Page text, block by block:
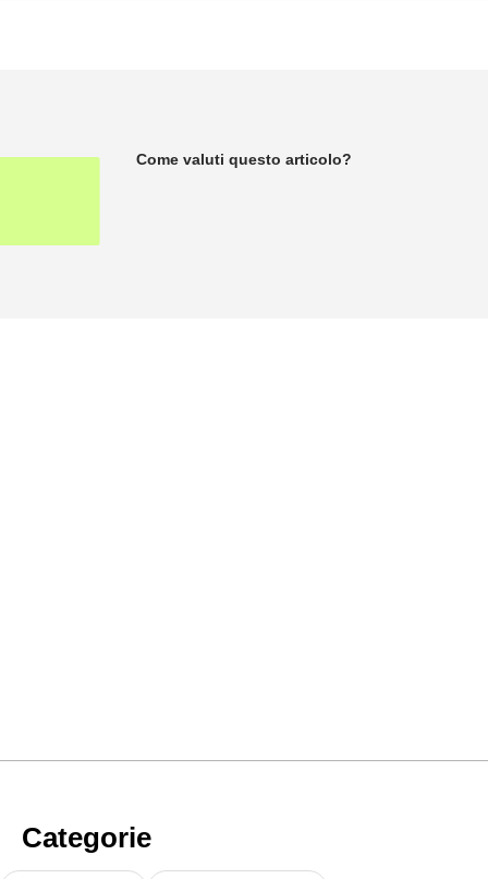
Come valuti questo articolo?
Categorie